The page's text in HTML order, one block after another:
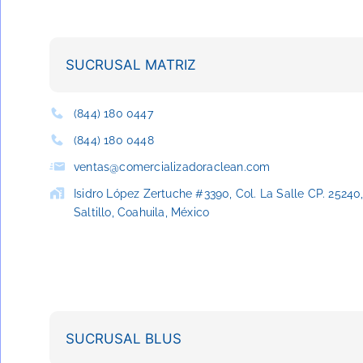
SUCRUSAL MATRIZ
(844) 180 0447
(844) 180 0448
ventas@comercializadoraclean.com
Isidro López Zertuche #3390, Col. La Salle CP. 25240,
Saltillo, Coahuila, México
SUCRUSAL BLUS